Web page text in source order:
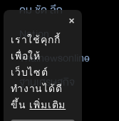
คม ชัด ลึก
Nation
Thainewsonline
ฐานเศรษฐกิจ
×
เราใช้คุกกี้
เพื่อให้
เว็บไซต์
ทำงานได้ดี
ขึ้น เพิ่มเติม